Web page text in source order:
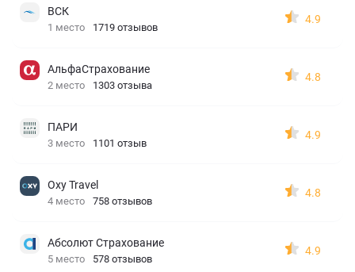
ВСК
1 место 1719 отзывов
4.9
АльфаСтрахование
2 место 1303 отзыва
4.8
ПАРИ
3 место 1101 отзыв
4.9
Oxy Travel
4 место 758 отзывов
4.8
Абсолют Страхование
5 место 578 отзывов
4.9